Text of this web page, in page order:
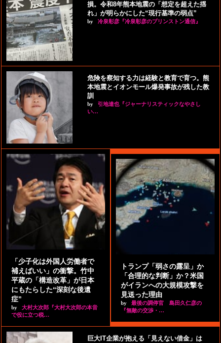
損。令和8年熊本地震の「想定を超えた揺
れ」が明らかにした“現行基準の弱点”
by 冷泉彰彦『冷泉彰彦のプリンストン通信』
危険を察知する力は経験と教育で育つ。熊
本地震とイオンモール爆発事故が残した教
訓
by
引地達也『ジャーナリスティックなやさし
い…
「少子化は外国人労働者で
補えばいい」の衝撃。竹中
平蔵の「構造改革」が日本
にもたらした“深刻な後遺
症”
by
大村大次郎『大村大次郎の本音
で役に立つ税…
トランプ「弱さの露呈」か
「合理的な判断」か？米国
がイランへの大規模攻撃を
見送った理由
by
最後の調停官 島田久仁彦の
『無敵の交渉・…
巨大IT企業が抱える「見えない借金」は